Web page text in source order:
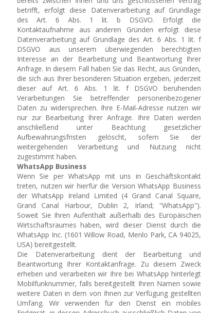
betrifft, erfolgt diese Datenverarbeitung auf Grundlage
des Art. 6 Abs. 1 lit. b DSGVO. Erfolgt die
Kontaktaufnahme aus anderen Gründen erfolgt diese
Datenverarbeitung auf Grundlage des Art. 6 Abs. 1 lit. f
DSGVO aus unserem überwiegenden berechtigten
Interesse an der Bearbeitung und Beantwortung Ihrer
Anfrage. In diesem Fall haben Sie das Recht, aus Gründen,
die sich aus Ihrer besonderen Situation ergeben, jederzeit
dieser auf Art. 6 Abs. 1 lit. f DSGVO beruhenden
Verarbeitungen Sie betreffender personenbezogener
Daten zu widersprechen. Ihre E-Mail-Adresse nutzen wir
nur zur Bearbeitung Ihrer Anfrage. Ihre Daten werden
anschließend unter Beachtung gesetzlicher
Aufbewahrungsfristen gelöscht, sofern Sie der
weitergehenden Verarbeitung und Nutzung nicht
zugestimmt haben.
WhatsApp Business
Wenn Sie per WhatsApp mit uns in Geschäftskontakt
treten, nutzen wir hierfür die Version WhatsApp Business
der WhatsApp Ireland Limited (4 Grand Canal Square,
Grand Canal Harbour, Dublin 2, Irland; "WhatsApp").
Soweit Sie Ihren Aufenthalt außerhalb des Europäischen
Wirtschaftsraumes haben, wird dieser Dienst durch die
WhatsApp Inc. (1601 Willow Road, Menlo Park, CA 94025,
USA) bereitgestellt.
Die Datenverarbeitung dient der Bearbeitung und
Beantwortung Ihrer Kontaktanfrage. Zu diesem Zweck
erheben und verarbeiten wir Ihre bei WhatsApp hinterlegt
Mobilfunknummer, falls bereitgestellt Ihren Namen sowie
weitere Daten in dem von Ihnen zur Verfügung gestellten
Umfang. Wir verwenden für den Dienst ein mobiles